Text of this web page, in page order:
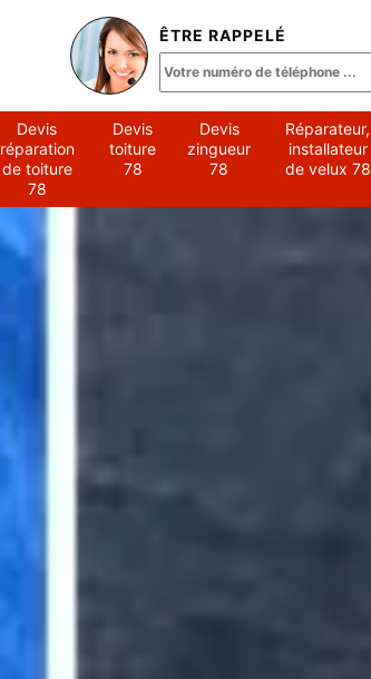
ÊTRE RAPPELÉ
Devis
réparation
de toiture
78
Devis
toiture
78
Devis
zingueur
78
Réparateur,
installateur
de velux 78